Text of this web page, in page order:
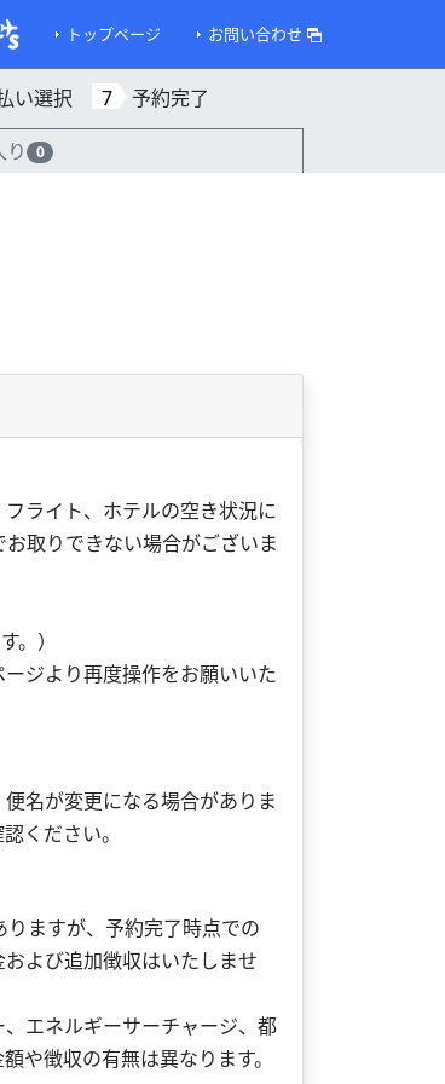
トップページ お問い合わせ
い選択 7
予約完了
り
0
ライト、ホテルの空き状況に
取りできない場合がございま
。）
ジより再度操作をお願いいた
名が変更になる場合がありま
ください。
ますが、予約完了時点での
よび追加徴収はいたしませ
エネルギーサーチャージ、都
や徴収の有無は異なります。